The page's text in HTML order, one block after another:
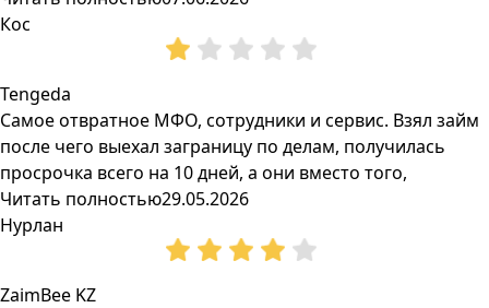
Кос
Tengeda
Самое отвратное МФО, сотрудники и сервис. Взял займ
после чего выехал заграницу по делам, получилась
просрочка всего на 10 дней, а они вместо того,
Читать полностью29.05.2026
Нурлан
ZaimBee KZ